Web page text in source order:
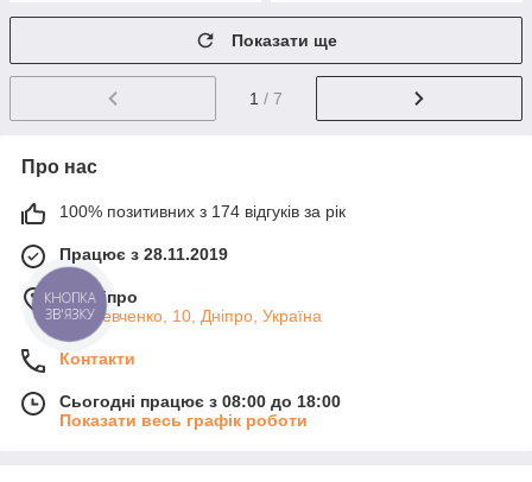
Показати ще
1 / 7
Про нас
100% позитивних з 174 відгуків за рік
Працює з 28.11.2019
м. Дніпро
ул. Шевченко, 10, Дніпро, Україна
Контакти
Сьогодні працює з 08:00 до 18:00
Показати весь графік роботи
КНОПКА
ЗВ'ЯЗКУ